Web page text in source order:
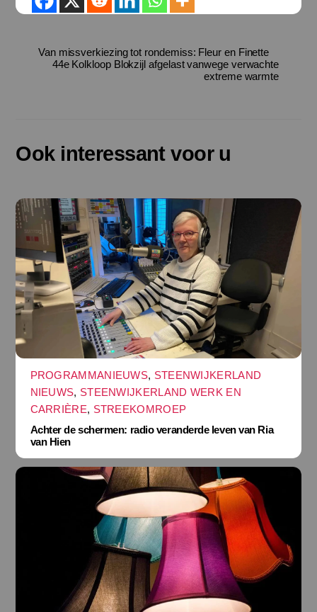
Van missverkiezing tot rondemiss: Fleur en Finette
44e Kolkloop Blokzijl afgelast vanwege verwachte
extreme warmte
Ook interessant voor u
PROGRAMMANIEUWS, STEENWIJKERLAND
NIEUWS, STEENWIJKERLAND WERK EN
CARRIÈRE, STREEKOMROEP
Achter de schermen: radio veranderde leven van Ria
van Hien